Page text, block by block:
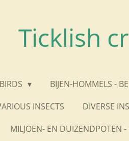
Ticklish
BIJEN-HOMMELS -
INSECTS
DIVERSE
MILJOEN- EN DUIZENDPOTEN